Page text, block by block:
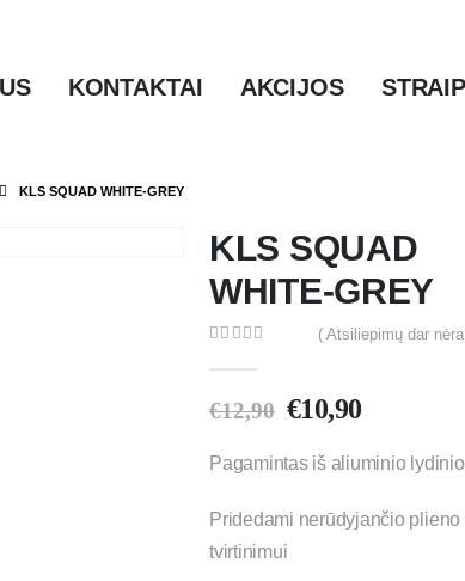
KONTAKTAI AKCIJOS
KLS SQUAD WHITE-GREY
KLS SQUAD
WHITE-GREY
( Atsiliepimų dar
€12,90 €10,90
Pagamintas iš aliuminio
Pridedami nerūdyjančio plieno
tvirtinimui